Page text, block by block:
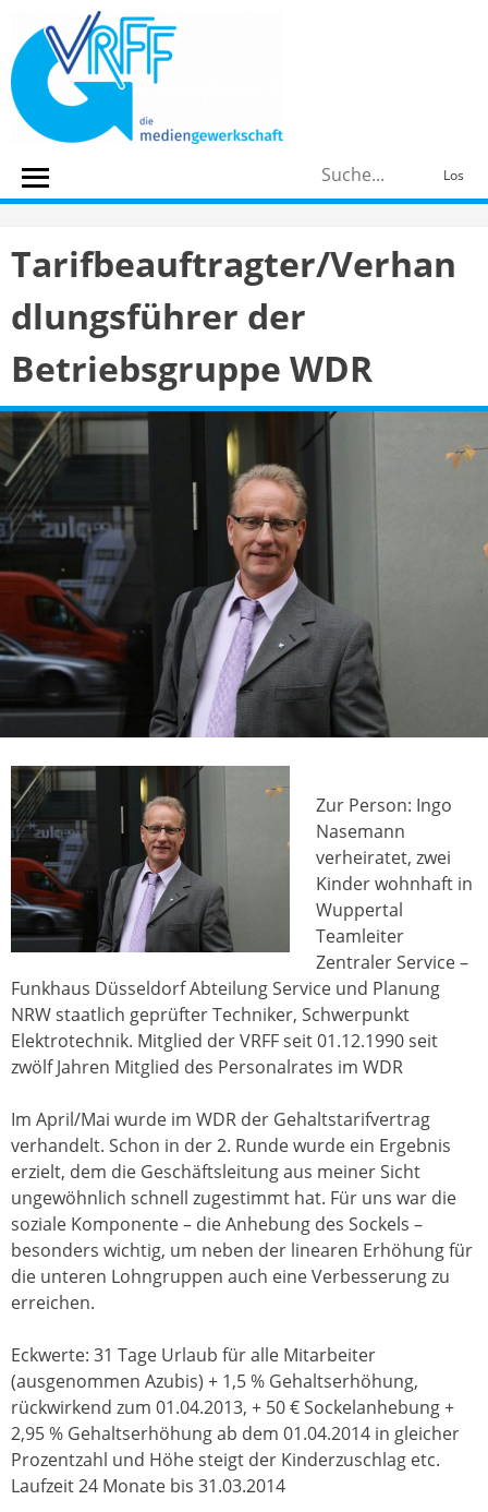
content
Los
Tarifbeauftragter/Verhan
dlungsführer der
Betriebsgruppe WDR
Zur Person: Ingo
Nasemann
verheiratet, zwei
Kinder wohnhaft in
Wuppertal
Teamleiter
Zentraler Service –
Funkhaus Düsseldorf Abteilung Service und Planung
NRW staatlich geprüfter Techniker, Schwerpunkt
Elektrotechnik. Mitglied der VRFF seit 01.12.1990 seit
zwölf Jahren Mitglied des Personalrates im WDR
Im April/Mai wurde im WDR der Gehaltstarifvertrag
verhandelt. Schon in der 2. Runde wurde ein Ergebnis
erzielt, dem die Geschäftsleitung aus meiner Sicht
ungewöhnlich schnell zugestimmt hat. Für uns war die
soziale Komponente – die Anhebung des Sockels –
besonders wichtig, um neben der linearen Erhöhung für
die unteren Lohngruppen auch eine Verbesserung zu
erreichen.
Eckwerte: 31 Tage Urlaub für alle Mitarbeiter
(ausgenommen Azubis) + 1,5 % Gehaltserhöhung,
rückwirkend zum 01.04.2013, + 50 € Sockelanhebung +
2,95 % Gehaltserhöhung ab dem 01.04.2014 in gleicher
Prozentzahl und Höhe steigt der Kinderzuschlag etc.
Laufzeit 24 Monate bis 31.03.2014